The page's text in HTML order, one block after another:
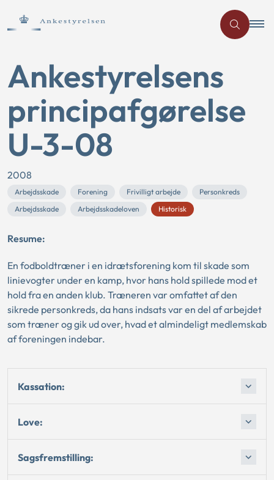
Ankestyrelsens
principafgørelse
U-3-08
2008
Arbejdsskade Forening Frivilligt arbejde
Personkreds
Arbejdsskade
Arbejdsskadeloven Historisk
Resume:
En fodboldtræner i en idrætsforening kom til skade som
linievogter under en kamp, hvor hans hold spillede mod et
hold fra en anden klub. Træneren var omfattet af den
sikrede personkreds, da hans indsats var en del af arbejdet
som træner og gik ud over, hvad et almindeligt medlemskab
af foreningen indebar.
Kassation:
Love:
Sagsfremstilling: